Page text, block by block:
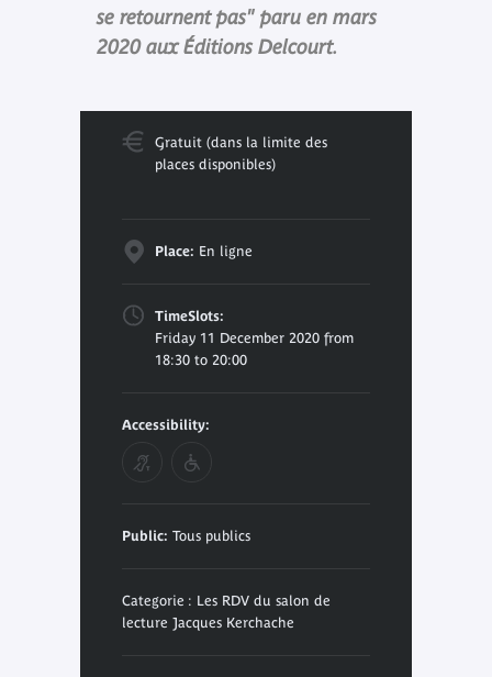
se retournent pas" paru en mars
2020 aux Éditions Delcourt.
Gratuit (dans la limite des
places disponibles)
Place: En ligne
TimeSlots:
Friday 11 December 2020 from
18:30 to 20:00
Accessibility:
Public: Tous publics
Categorie : Les RDV du salon de
lecture Jacques Kerchache